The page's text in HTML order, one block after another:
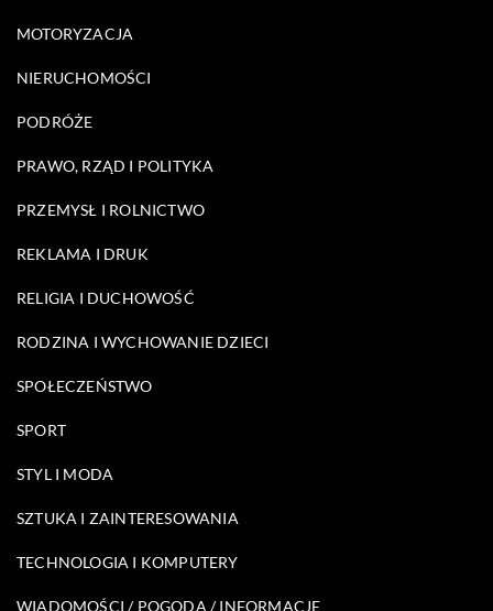
MOTORYZACJA
NIERUCHOMOŚCI
PODRÓŻE
PRAWO, RZĄD I POLITYKA
PRZEMYSŁ I ROLNICTWO
REKLAMA I DRUK
RELIGIA I DUCHOWOŚĆ
RODZINA I WYCHOWANIE DZIECI
SPOŁECZEŃSTWO
SPORT
STYL I MODA
SZTUKA I ZAINTERESOWANIA
TECHNOLOGIA I KOMPUTERY
WIADOMOŚCI / POGODA / INFORMACJE